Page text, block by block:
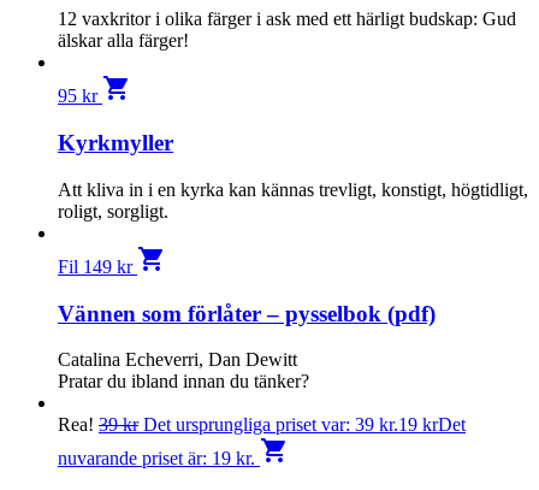
12 vaxkritor i olika färger i ask med ett härligt budskap: Gud
älskar alla färger!
95 kr shopping_cart
Kyrkmyller
Att kliva in i en kyrka kan kännas trevligt, konstigt, högtidligt,
roligt, sorgligt.
Fil 149 kr shopping_cart
Vännen som förlåter – pysselbok (pdf)
Catalina Echeverri, Dan Dewitt
Pratar du ibland innan du tänker?
Rea! 39kr Det ursprungliga priset var: 39 kr.19 krDet
nuvarande priset är: 19 kr. shopping_cart